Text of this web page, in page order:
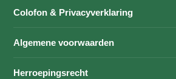
Colofon & Privacyverklaring
Algemene voorwaarden
Herroepingsrecht